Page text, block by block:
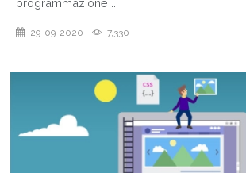
programmazione ...
29-09-2020 7,330